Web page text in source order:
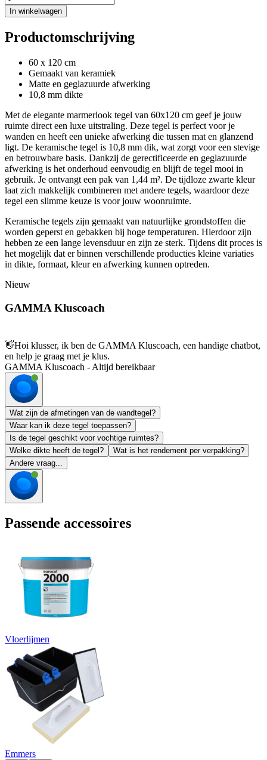
In winkelwagen
Productomschrijving
60 x 120 cm
Gemaakt van keramiek
Matte en geglazuurde afwerking
10,8 mm dikte
Met de elegante marmerlook tegel van 60x120 cm geef je jouw
ruimte direct een luxe uitstraling. Deze tegel is perfect voor je
wanden en heeft een unieke afwerking die tussen mat en glanzend
ligt. De keramische tegel is 10,8 mm dik, wat zorgt voor een stevige
en betrouwbare basis. Dankzij de gerectificeerde en geglazuurde
afwerking is het onderhoud eenvoudig en blijft de tegel mooi in
gebruik. Je ontvangt een pak van 1,44 m². De tijdloze zwarte kleur
laat zich makkelijk combineren met andere tegels, waardoor deze
tegel een slimme keuze is voor jouw woonruimte.
Keramische tegels zijn gemaakt van natuurlijke grondstoffen die
worden geperst en gebakken bij hoge temperaturen. Hierdoor zijn
hebben ze een lange levensduur en zijn ze sterk. Tijdens dit proces is
het mogelijk dat er binnen verschillende producties kleine variaties
in dikte, formaat, kleur en afwerking kunnen optreden.
Nieuw
GAMMA Kluscoach
👋Hoi klusser, ik ben de GAMMA Kluscoach, een handige chatbot,
en help je graag met je klus.
GAMMA Kluscoach - Altijd bereikbaar
Wat zijn de afmetingen van de wandtegel?
Waar kan ik deze tegel toepassen?
Is de tegel geschikt voor vochtige ruimtes?
Welke dikte heeft de tegel?
Wat is het rendement per verpakking?
Andere vraag...
Passende accessoires
Vloerlijmen
Emmers